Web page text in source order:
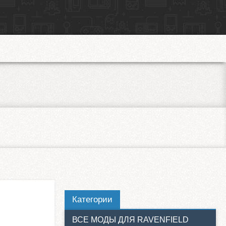
Категории
ВСЕ МОДЫ ДЛЯ RAVENFIELD